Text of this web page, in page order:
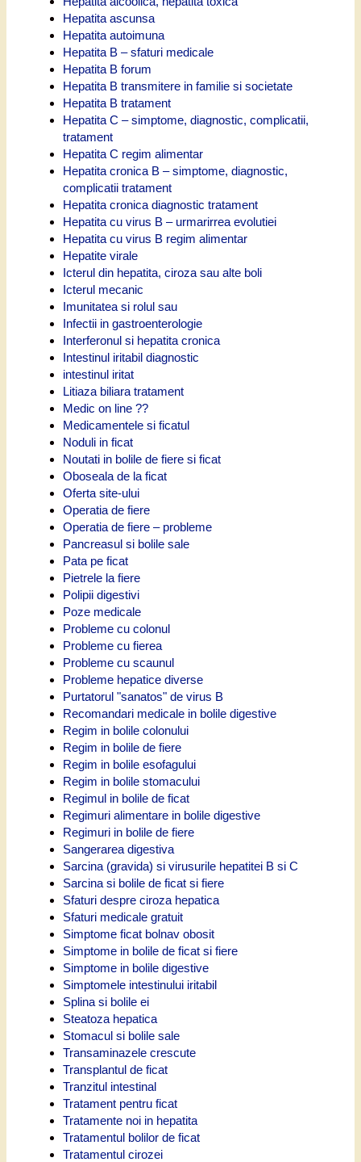
Hepatita ascunsa
Hepatita autoimuna
Hepatita B – sfaturi medicale
Hepatita B forum
Hepatita B transmitere in familie si societate
Hepatita B tratament
Hepatita C – simptome, diagnostic, complicatii,
tratament
Hepatita C regim alimentar
Hepatita cronica B – simptome, diagnostic,
complicatii tratament
Hepatita cronica diagnostic tratament
Hepatita cu virus B – urmarirrea evolutiei
Hepatita cu virus B regim alimentar
Hepatite virale
Icterul din hepatita, ciroza sau alte boli
Icterul mecanic
Imunitatea si rolul sau
Infectii in gastroenterologie
Interferonul si hepatita cronica
Intestinul iritabil diagnostic
intestinul iritat
Litiaza biliara tratament
Medic on line ??
Medicamentele si ficatul
Noduli in ficat
Noutati in bolile de fiere si ficat
Oboseala de la ficat
Oferta site-ului
Operatia de fiere
Operatia de fiere – probleme
Pancreasul si bolile sale
Pata pe ficat
Pietrele la fiere
Polipii digestivi
Poze medicale
Probleme cu colonul
Probleme cu fierea
Probleme cu scaunul
Probleme hepatice diverse
Purtatorul "sanatos" de virus B
Recomandari medicale in bolile digestive
Regim in bolile colonului
Regim in bolile de fiere
Regim in bolile esofagului
Regim in bolile stomacului
Regimul in bolile de ficat
Regimuri alimentare in bolile digestive
Regimuri in bolile de fiere
Sangerarea digestiva
Sarcina (gravida) si virusurile hepatitei B si C
Sarcina si bolile de ficat si fiere
Sfaturi despre ciroza hepatica
Sfaturi medicale gratuit
Simptome ficat bolnav obosit
Simptome in bolile de ficat si fiere
Simptome in bolile digestive
Simptomele intestinului iritabil
Splina si bolile ei
Steatoza hepatica
Stomacul si bolile sale
Transaminazele crescute
Transplantul de ficat
Tranzitul intestinal
Tratament pentru ficat
Tratamente noi in hepatita
Tratamentul bolilor de ficat
Tratamentul cirozei